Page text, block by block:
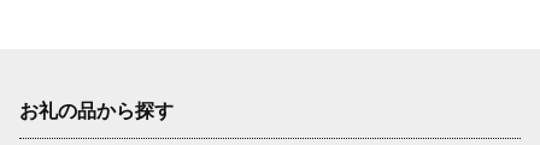
お礼の品から探す